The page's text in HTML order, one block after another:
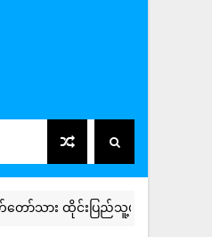
း ထိုင်းပြည်သူ့ပါတီ ကိုယ်စားလှယ် လွှ